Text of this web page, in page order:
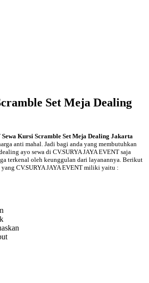
Set Meja Dealing
Sewa Kursi Scramble Set Meja Dealing Jakarta
anti mahal. Jadi bagi anda yang membutuhkan
ayo sewa di CV.SURYA JAYA EVENT saja
terkenal oleh keunggulan dari layanannya. Berikut
CV.SURYA JAYA EVENT miliki yaitu :